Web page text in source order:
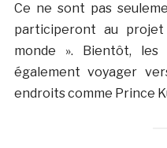
Ce ne sont pas
participeront au projet
monde ». Bientôt, les
également voyager
endroits comme Prince